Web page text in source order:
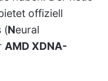
offiziell
(Neural
AMD XDNA-